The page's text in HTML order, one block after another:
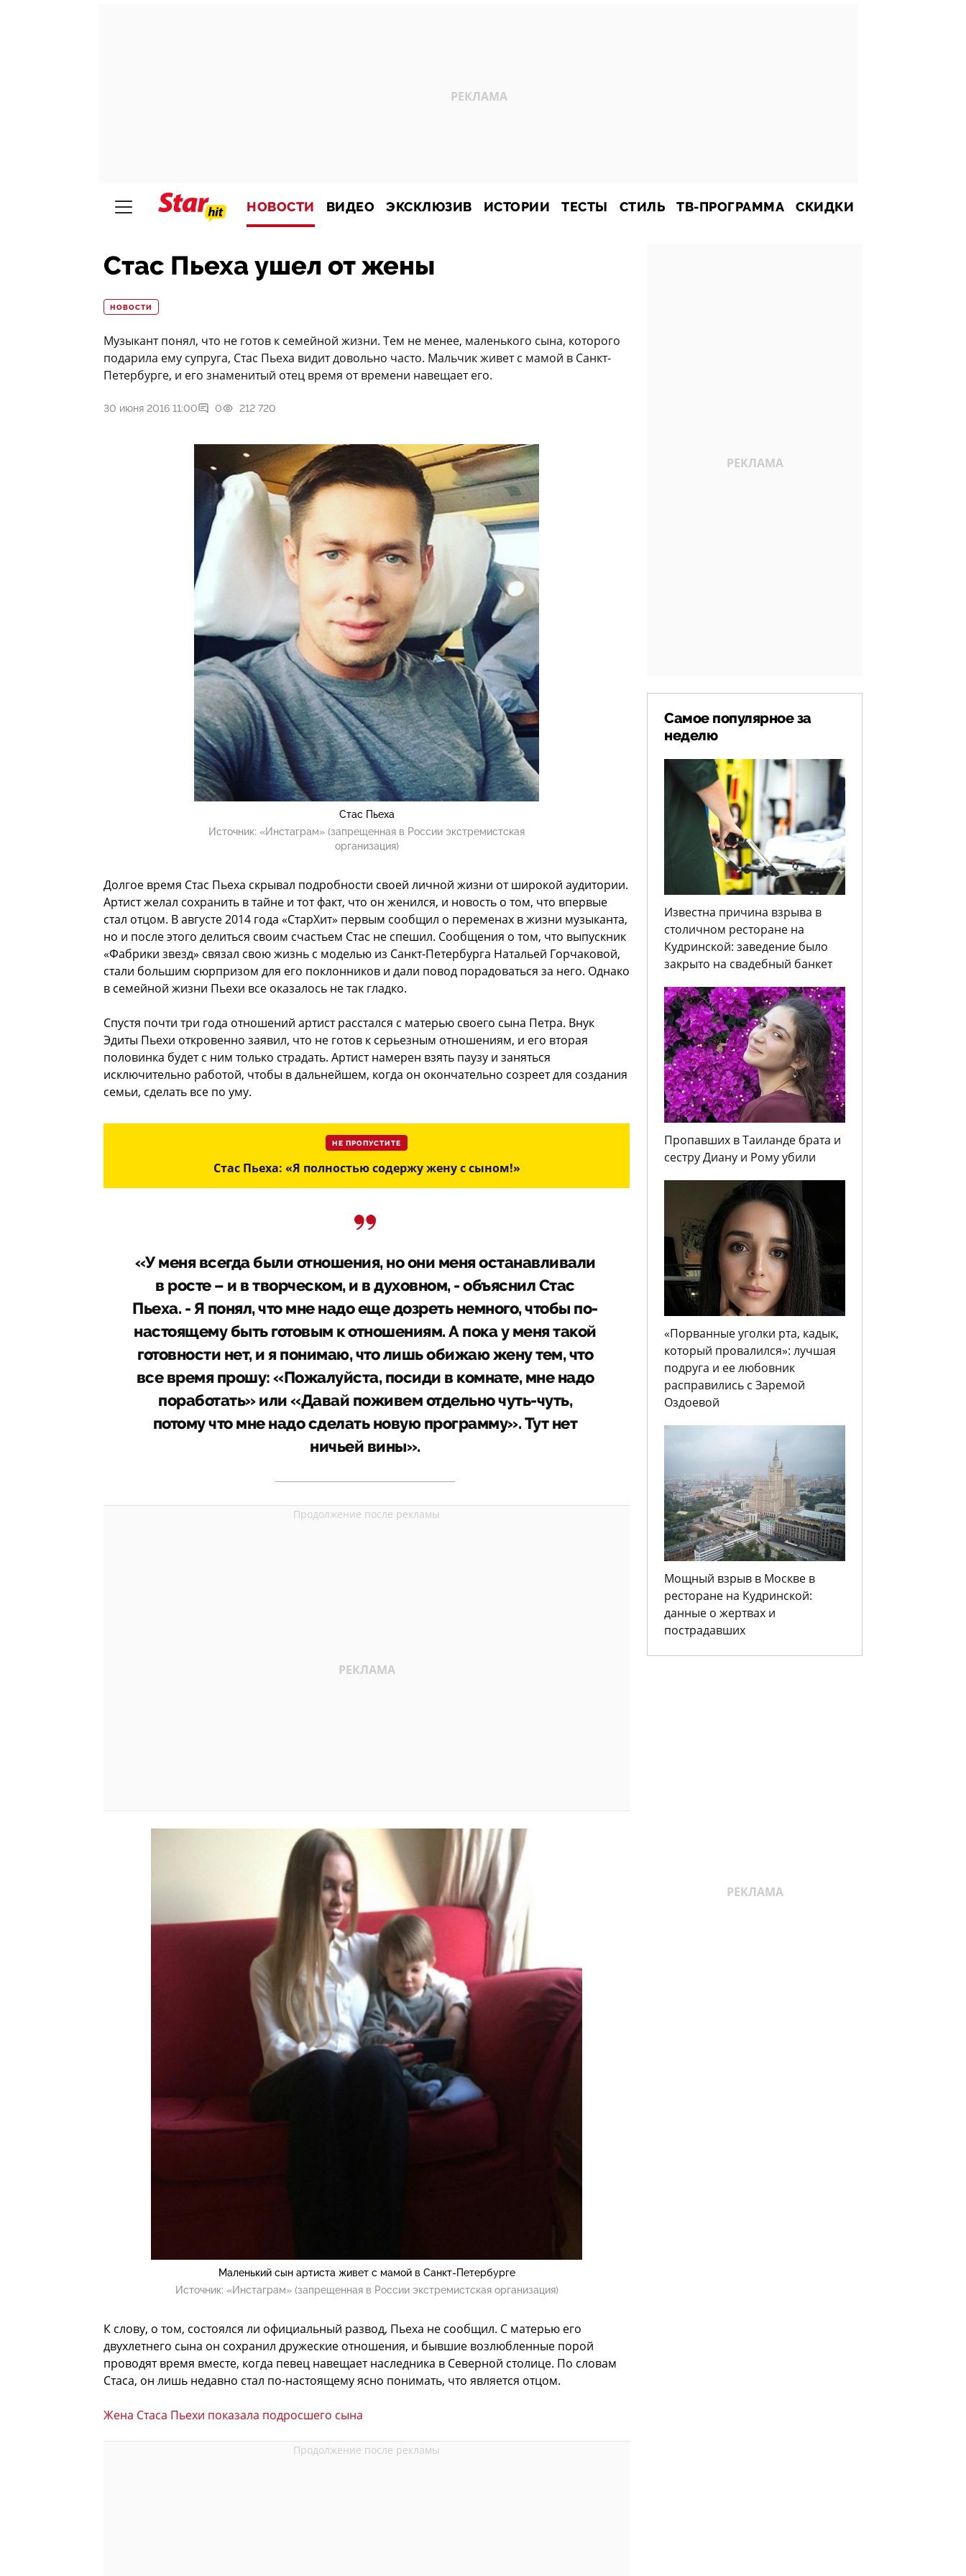
НОВОСТИ ВИДЕО ЭКСКЛЮЗИВ ИСТОРИИ ТЕСТЫ СТИЛЬ ТВ-ПРОГРАММА СКИДКИ
Стас Пьеха ушел от жены
НОВОСТИ
Музыкант понял, что не готов к семейной жизни. Тем не менее, маленького сына, которого
подарила ему супруга, Стас Пьеха видит довольно часто. Мальчик живет с мамой в Санкт-
Петербурге, и его знаменитый отец время от времени навещает его.
30 июня 2016 11:00 0 212 720
Стас Пьеха
Источник: «Инстаграм» (запрещенная в России экстремистская
организация)
Долгое время Стас Пьеха скрывал подробности своей личной жизни от широкой аудитории.
Артист желал сохранить в тайне и тот факт, что он женился, и новость о том, что впервые
стал отцом. В августе 2014 года «СтарХит» первым сообщил о переменах в жизни музыканта,
но и после этого делиться своим счастьем Стас не спешил. Сообщения о том, что выпускник
«Фабрики звезд» связал свою жизнь с моделью из Санкт-Петербурга Натальей Горчаковой,
стали большим сюрпризом для его поклонников и дали повод порадоваться за него. Однако
в семейной жизни Пьехи все оказалось не так гладко.
Спустя почти три года отношений артист расстался с матерью своего сына Петра. Внук
Эдиты Пьехи откровенно заявил, что не готов к серьезным отношениям, и его вторая
половинка будет с ним только страдать. Артист намерен взять паузу и заняться
исключительно работой, чтобы в дальнейшем, когда он окончательно созреет для создания
семьи, сделать все по уму.
НЕ ПРОПУСТИТЕ
Стас Пьеха: «Я полностью содержу жену с сыном!»
«У меня всегда были отношения, но они меня останавливали
в росте – и в творческом, и в духовном, - объяснил Стас
Пьеха. - Я понял, что мне надо еще дозреть немного, чтобы по-
настоящему быть готовым к отношениям. А пока у меня такой
готовности нет, и я понимаю, что лишь обижаю жену тем, что
все время прошу: «Пожалуйста, посиди в комнате, мне надо
поработать» или «Давай поживем отдельно чуть-чуть,
потому что мне надо сделать новую программу». Тут нет
ничьей вины».
Маленький сын артиста живет с мамой в Санкт-Петербурге
Источник: «Инстаграм» (запрещенная в России экстремистская организация)
К слову, о том, состоялся ли официальный развод, Пьеха не сообщил. С матерью его
двухлетнего сына он сохранил дружеские отношения, и бывшие возлюбленные порой
проводят время вместе, когда певец навещает наследника в Северной столице. По словам
Стаса, он лишь недавно стал по-настоящему ясно понимать, что является отцом.
Жена Стаса Пьехи показала подросшего сына
Самое популярное за
неделю
Известна причина взрыва в
столичном ресторане на
Кудринской: заведение было
закрыто на свадебный банкет
Пропавших в Таиланде брата и
сестру Диану и Рому убили
«Порванные уголки рта, кадык,
который провалился»: лучшая
подруга и ее любовник
расправились с Заремой
Оздоевой
Мощный взрыв в Москве в
ресторане на Кудринской:
данные о жертвах и
пострадавших